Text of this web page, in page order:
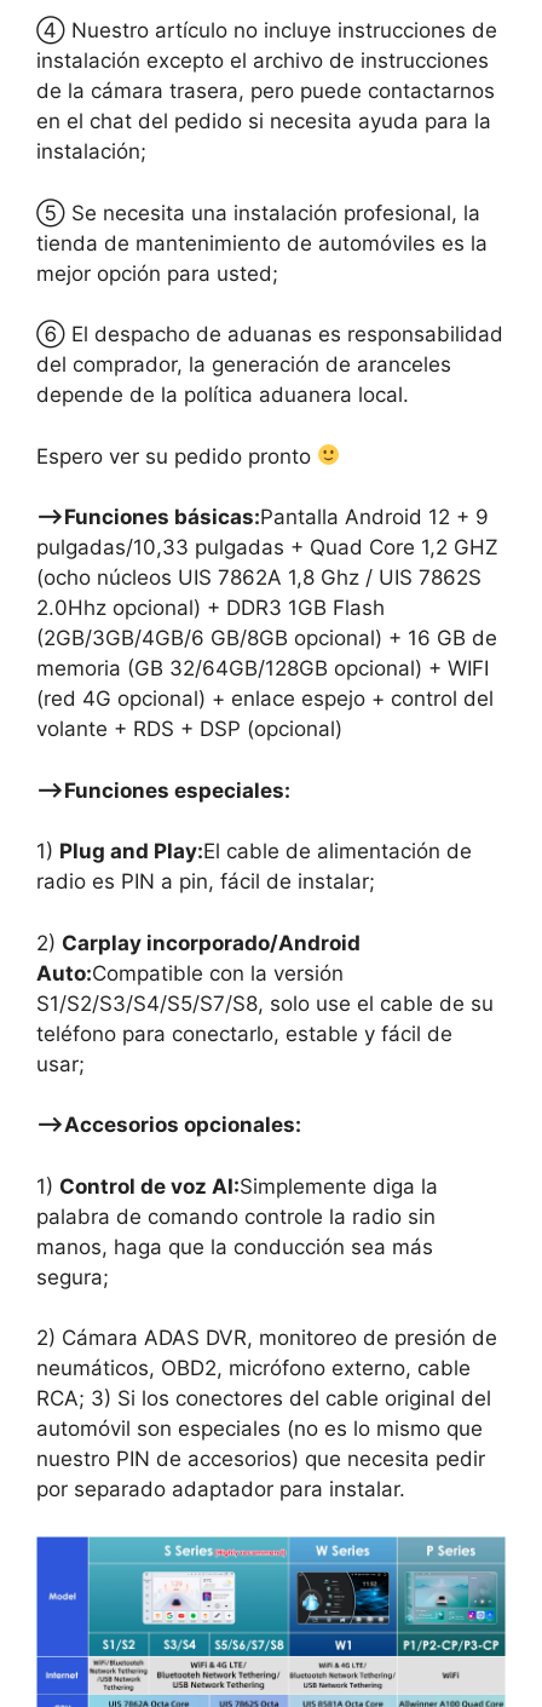
④ Nuestro artículo no incluye instrucciones de
instalación excepto el archivo de instrucciones
de la cámara trasera, pero puede contactarnos
en el chat del pedido si necesita ayuda para la
instalación;
⑤ Se necesita una instalación profesional, la
tienda de mantenimiento de automóviles es la
mejor opción para usted;
⑥ El despacho de aduanas es responsabilidad
del comprador, la generación de aranceles
depende de la política aduanera local.
Espero ver su pedido pronto
—–>Funciones básicas:Pantalla Android 12 + 9
pulgadas/10,33 pulgadas + Quad Core 1,2 GHZ
(ocho núcleos UIS 7862A 1,8 Ghz / UIS 7862S
2.0Hhz opcional) + DDR3 1GB Flash
(2GB/3GB/4GB/6 GB/8GB opcional) + 16 GB de
memoria (GB 32/64GB/128GB opcional) + WIFI
(red 4G opcional) + enlace espejo + control del
volante + RDS + DSP (opcional)
—–>Funciones especiales:
1) Plug and Play:El cable de alimentación de
radio es PIN a pin, fácil de instalar;
2) Carplay incorporado/Android
Auto:Compatible con la versión
S1/S2/S3/S4/S5/S7/S8, solo use el cable de su
teléfono para conectarlo, estable y fácil de
usar;
—–>Accesorios opcionales:
1) Control de voz AI:Simplemente diga la
palabra de comando controle la radio sin
manos, haga que la conducción sea más
segura;
2) Cámara ADAS DVR, monitoreo de presión de
neumáticos, OBD2, micrófono externo, cable
RCA; 3) Si los conectores del cable original del
automóvil son especiales (no es lo mismo que
nuestro PIN de accesorios) que necesita pedir
por separado adaptador para instalar.